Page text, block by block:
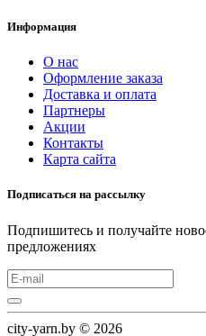
Информация
О нас
Оформление заказа
Доставка и оплата
Партнеры
Акции
Контакты
Карта сайта
Подписаться на рассылку
Подпишитесь и получайте
предложениях
city-yarn.by © 2026